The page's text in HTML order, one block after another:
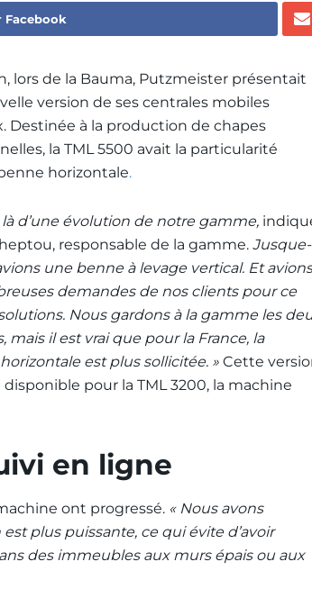
Facebook
lors de la Bauma, Putzmeister présentait
version de ses centrales mobiles
Destinée à la production de chapes
la TML 5500 avait la particularité
horizontale.
là d’une évolution de notre gamme,
responsable de la gamme. Jusque-
une benne à levage vertical. Et
demandes de nos clients pour ce
Nous gardons à la gamme les
mais il est vrai que pour la France, la
est plus sollicitée. » Cette
disponible pour la TML 3200, la machine
en ligne
ont progressé. « Nous avons
plus puissante, ce qui évite d’avoir
des immeubles aux murs épais ou aux